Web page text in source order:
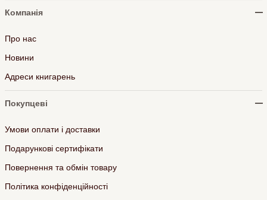
Компанія
Про нас
Новини
Адреси книгарень
Покупцеві
Умови оплати і доставки
Подарункові сертифікати
Повернення та обмін товару
Політика конфіденційності